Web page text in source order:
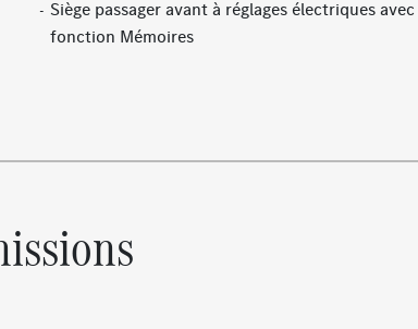
Siège passager avant à réglages électriques avec
fonction Mémoires
Double porte-gobelets
Essuie-glaces avec détecteur de pluie